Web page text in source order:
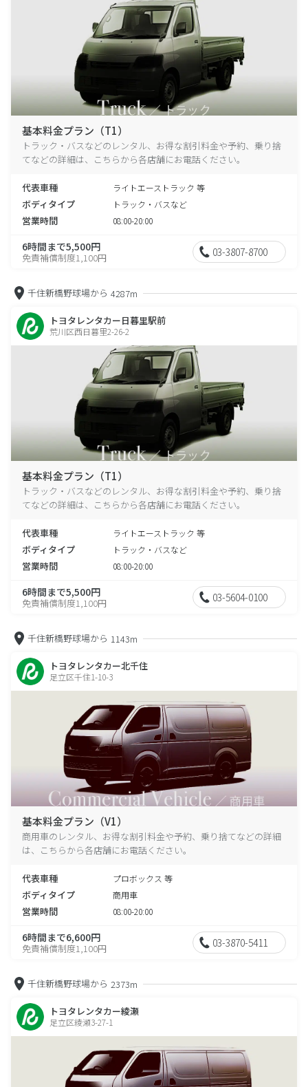
基本料金プラン（T1）
トラック・バスなどのレンタル、お得な割引料金や予約、乗り捨
てなどの詳細は、こちらから各店舗にお電話ください。
代表車種 ライトエーストラック 等
ボディタイプ トラック・バスなど
営業時間 08:00-20:00
6時間まで5,500円
免責補償制度1,100円 03-3807-8700
千住新橋野球場から 4287m
トヨタレンタカー日暮里駅前
荒川区西日暮里2-26-2
基本料金プラン（T1）
トラック・バスなどのレンタル、お得な割引料金や予約、乗り捨
てなどの詳細は、こちらから各店舗にお電話ください。
代表車種 ライトエーストラック 等
ボディタイプ トラック・バスなど
営業時間 08:00-20:00
6時間まで5,500円
免責補償制度1,100円 03-5604-0100
千住新橋野球場から 1143m
トヨタレンタカー北千住
足立区千住1-10-3
基本料金プラン（V1）
商用車のレンタル、お得な割引料金や予約、乗り捨てなどの詳細
は、こちらから各店舗にお電話ください。
代表車種 プロボックス 等
ボディタイプ 商用車
営業時間 08:00-20:00
6時間まで6,600円
免責補償制度1,100円 03-3870-5411
千住新橋野球場から 2373m
トヨタレンタカー綾瀬
足立区綾瀬3-27-1